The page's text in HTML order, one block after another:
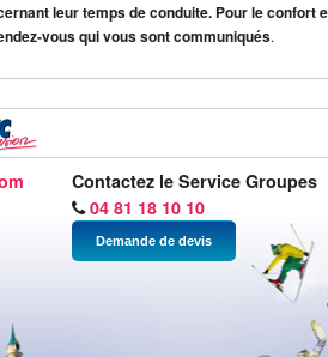
leur temps de conduite. Pour le confort
vous qui vous sont communiqués.
Contactez le Service Groupes
04 81 18 10 10
Demande de devis